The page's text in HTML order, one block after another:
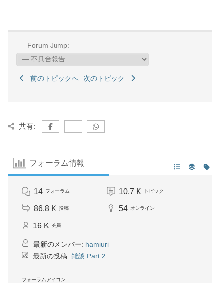
Forum Jump:
前のトピックへ 次のトピック
共有:
フォーラム情報
14 フォーラム 10.7 K トピック
86.8 K 投稿 54 オンライン
16 K 会員
最新のメンバー: hamiuri
最新の投稿: 雑談 Part 2
フォーラムアイコン: